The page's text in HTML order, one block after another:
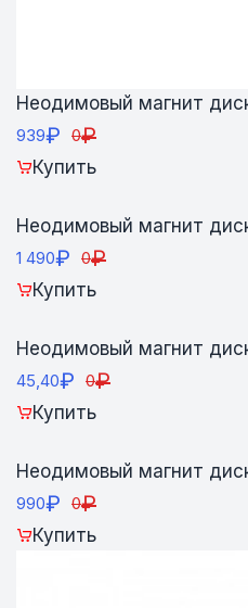
Неодимовый магнит
939₽ 0₽
Купить
Неодимовый магнит
1 490₽ 0₽
Купить
Неодимовый магнит
45,40₽ 0₽
Купить
Неодимовый магнит
990₽ 0₽
Купить